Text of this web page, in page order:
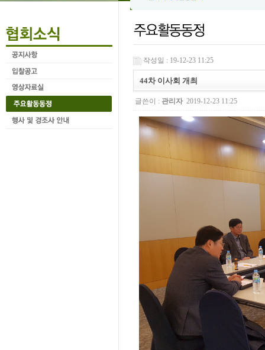
작성일 : 19-12-23 11:25
44차 이사회 개최
글쓴이 : 관리자 2019-12-23 11:25